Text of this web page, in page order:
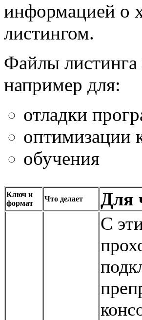
информацией о
листингом.
Файлы листинга
например для:
отладки
оптимизации
обучения
Ключ и
формат
Что делает Для
С